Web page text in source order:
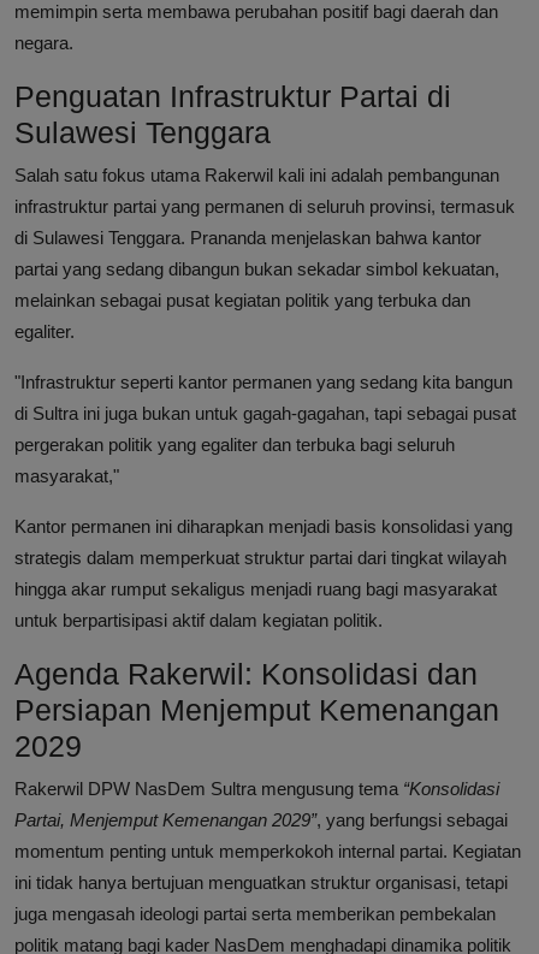
memimpin serta membawa perubahan positif bagi daerah dan
negara.
Penguatan Infrastruktur Partai di
Sulawesi Tenggara
Salah satu fokus utama Rakerwil kali ini adalah pembangunan
infrastruktur partai yang permanen di seluruh provinsi, termasuk
di Sulawesi Tenggara. Prananda menjelaskan bahwa kantor
partai yang sedang dibangun bukan sekadar simbol kekuatan,
melainkan sebagai pusat kegiatan politik yang terbuka dan
egaliter.
"Infrastruktur seperti kantor permanen yang sedang kita bangun
di Sultra ini juga bukan untuk gagah-gagahan, tapi sebagai pusat
pergerakan politik yang egaliter dan terbuka bagi seluruh
masyarakat,"
Kantor permanen ini diharapkan menjadi basis konsolidasi yang
strategis dalam memperkuat struktur partai dari tingkat wilayah
hingga akar rumput sekaligus menjadi ruang bagi masyarakat
untuk berpartisipasi aktif dalam kegiatan politik.
Agenda Rakerwil: Konsolidasi dan
Persiapan Menjemput Kemenangan
2029
Rakerwil DPW NasDem Sultra mengusung tema “Konsolidasi
Partai, Menjemput Kemenangan 2029”, yang berfungsi sebagai
momentum penting untuk memperkokoh internal partai. Kegiatan
ini tidak hanya bertujuan menguatkan struktur organisasi, tetapi
juga mengasah ideologi partai serta memberikan pembekalan
politik matang bagi kader NasDem menghadapi dinamika politik